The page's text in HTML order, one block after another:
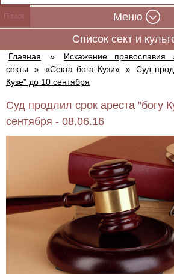
Меню
Cписок сект и
Главная »
Искажение православия
секты
» «Секта бога Кузи» » Суд
Кузе" до 10 сентября
Суд продлил срок ареста "богу
сентября - 08.06.16